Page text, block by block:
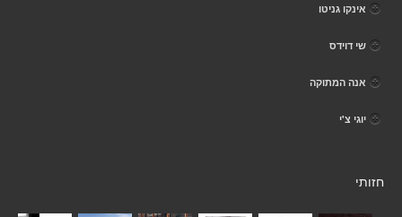
אינקו גניטו
שי דוידס
אנה המתוקה
יוגי צ'י
חזותי